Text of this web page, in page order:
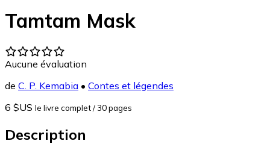
Tamtam Mask
Aucune évaluation
de C. P. Kemabia • Contes et légendes
6 $US le livre complet/ 30 pages
Description